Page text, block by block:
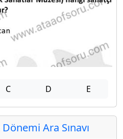
C D E
Ara Sınavı